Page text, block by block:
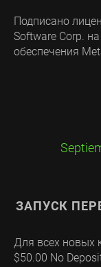
Подписано
Software Corp.
обеспечения
ЗАПУСК
Для всех новых
$50.00 No